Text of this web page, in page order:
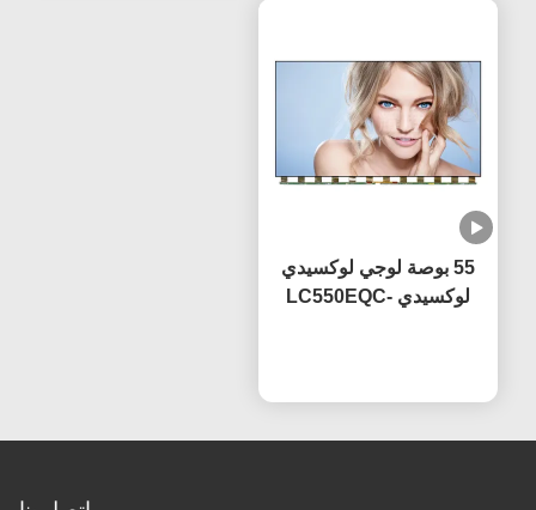
55 بوصة لوجي لوكسيدي
لوكسيدي LC550EQC-